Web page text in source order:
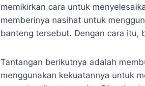
memikirkan cara untuk
memberinya nasihat untuk
banteng tersebut. Dengan cara itu,
Tantangan berikutnya adalah
menggunakan kekuatannya untuk